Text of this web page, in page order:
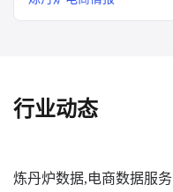
行业动态
炼丹炉数据,电商数据服务